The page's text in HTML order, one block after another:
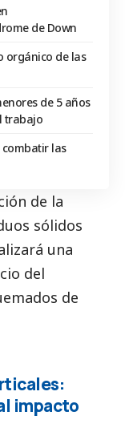
de Down
orgánico de las
de 5 años
trabajo
las
de la
sólidos
una
del
de
impacto